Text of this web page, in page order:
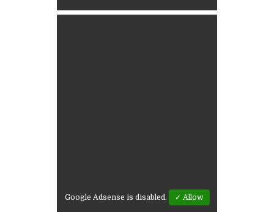
Google Adsense is disabled. ✓ Allow